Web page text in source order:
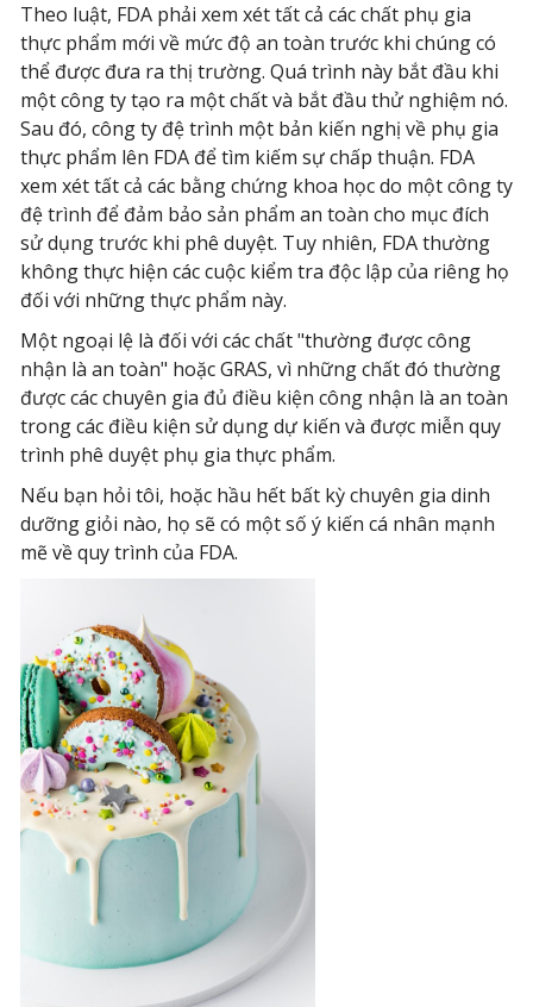
Theo luật, FDA phải xem xét tất cả các chất phụ gia
thực phẩm mới về mức độ an toàn trước khi chúng có
thể được đưa ra thị trường. Quá trình này bắt đầu khi
một công ty tạo ra một chất và bắt đầu thử nghiệm nó.
Sau đó, công ty đệ trình một bản kiến nghị về phụ gia
thực phẩm lên FDA để tìm kiếm sự chấp thuận. FDA
xem xét tất cả các bằng chứng khoa học do một công ty
đệ trình để đảm bảo sản phẩm an toàn cho mục đích
sử dụng trước khi phê duyệt. Tuy nhiên, FDA thường
không thực hiện các cuộc kiểm tra độc lập của riêng họ
đối với những thực phẩm này.
Một ngoại lệ là đối với các chất "thường được công
nhận là an toàn" hoặc GRAS, vì những chất đó thường
được các chuyên gia đủ điều kiện công nhận là an toàn
trong các điều kiện sử dụng dự kiến và được miễn quy
trình phê duyệt phụ gia thực phẩm.
Nếu bạn hỏi tôi, hoặc hầu hết bất kỳ chuyên gia dinh
dưỡng giỏi nào, họ sẽ có một số ý kiến cá nhân mạnh
mẽ về quy trình của FDA.